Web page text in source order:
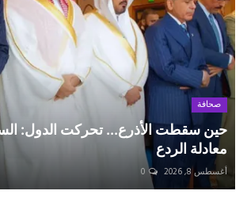
صحافة
حين سقطت الأذرع... تحركت الدول:
معادلة الردع
أغسطس 8, 2026 0